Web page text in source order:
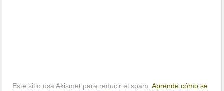
Este sitio usa Akismet para reducir el spam.Aprende cómo se